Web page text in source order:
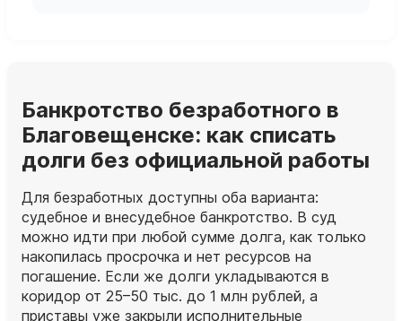
Банкротство безработного в
Благовещенске: как списать
долги без официальной работы
Для безработных доступны оба варианта:
судебное и внесудебное банкротство. В суд
можно идти при любой сумме долга, как только
накопилась просрочка и нет ресурсов на
погашение. Если же долги укладываются в
коридор от 25–50 тыс. до 1 млн рублей, а
приставы уже закрыли исполнительные